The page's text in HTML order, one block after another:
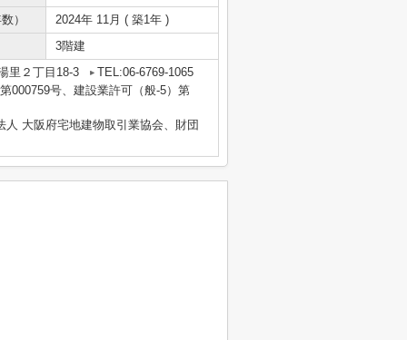
）
2024年 11月 ( 築1年 )
3階建
里２丁目18-3
TEL:06-6769-1065
000759号、建設業許可（般-5）第
大阪府宅地建物取引業協会、財団